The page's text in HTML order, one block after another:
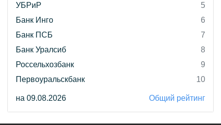
УБРиР
5
Банк Инго
6
Банк ПСБ
7
Банк Уралсиб
8
Россельхозбанк
9
Первоуральскбанк
10
на 09.08.2026 Общий рейтинг